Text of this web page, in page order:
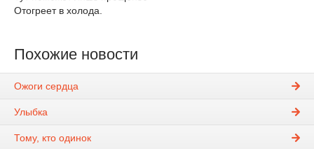
Отогреет в холода.
Похожие новости
Ожоги сердца
Улыбка
Тому, кто одинок